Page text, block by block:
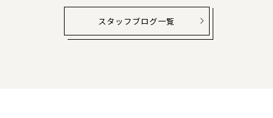
スタッフブログ一覧